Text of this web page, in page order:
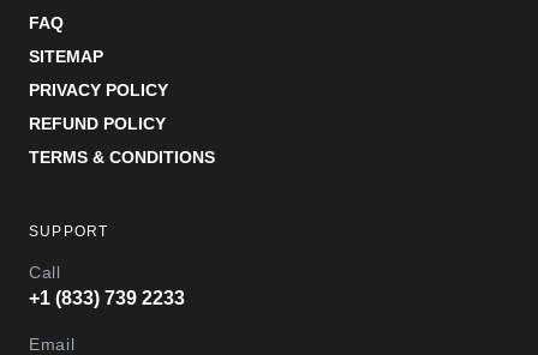
FAQ
SITEMAP
PRIVACY POLICY
REFUND POLICY
TERMS & CONDITIONS
SUPPORT
Call
+1 (833) 739 2233
Email